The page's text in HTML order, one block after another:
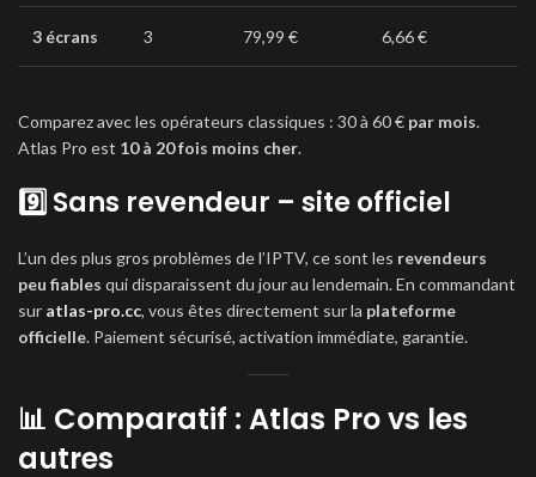
3 écrans 3 79,99 € 6,66 €
Comparez avec les opérateurs classiques : 30 à 60 € par mois.
Atlas Pro est 10 à 20 fois moins cher.
9️⃣ Sans revendeur – site officiel
L’un des plus gros problèmes de l’IPTV, ce sont les revendeurs
peu fiables qui disparaissent du jour au lendemain. En commandant
sur atlas-pro.cc, vous êtes directement sur la plateforme
officielle. Paiement sécurisé, activation immédiate, garantie.
📊 Comparatif : Atlas Pro vs les
autres